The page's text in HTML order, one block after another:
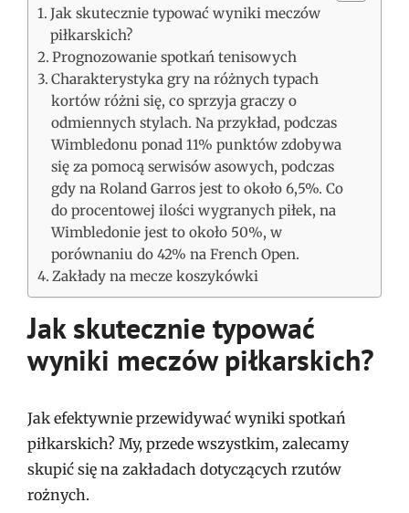
Jak skutecznie typować wyniki meczów
piłkarskich?
Prognozowanie spotkań tenisowych
Charakterystyka gry na różnych typach
kortów różni się, co sprzyja graczy o
odmiennych stylach. Na przykład, podczas
Wimbledonu ponad 11% punktów zdobywa
się za pomocą serwisów asowych, podczas
gdy na Roland Garros jest to około 6,5%. Co
do procentowej ilości wygranych piłek, na
Wimbledonie jest to około 50%, w
porównaniu do 42% na French Open.
Zakłady na mecze koszykówki
Jak skutecznie typować
wyniki meczów piłkarskich?
Jak efektywnie przewidywać wyniki spotkań
piłkarskich? My, przede wszystkim, zalecamy
skupić się na zakładach dotyczących rzutów
rożnych.